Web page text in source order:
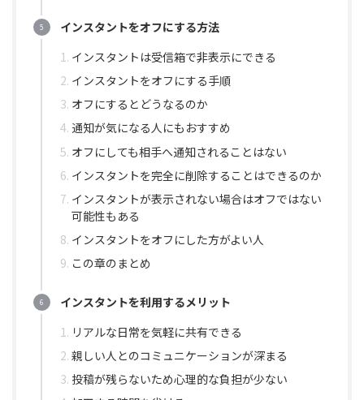
インスタントをオフにする方法
インスタントは受信箱で非表示にできる
インスタントをオフにする手順
オフにするとどうなるのか
通知が気になる人にもおすすめ
オフにしても相手へ通知されることはない
インスタントを完全に削除することはできるのか
インスタントが表示されない場合はオフではない
可能性もある
インスタントをオフにした方がよい人
この章のまとめ
インスタントを利用するメリット
リアルな日常を気軽に共有できる
親しい人とのコミュニケーションが深まる
投稿が残らないため心理的な負担が少ない